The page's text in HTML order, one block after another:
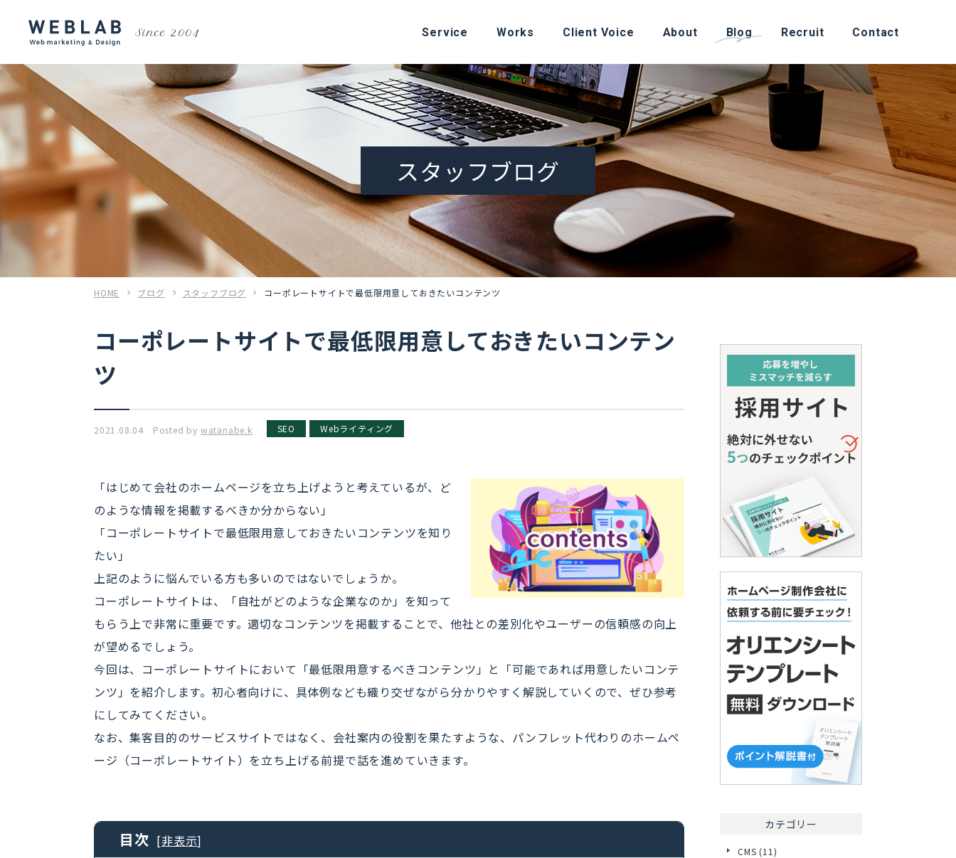
Since 2004 Service Works Client Voice About Blog Recruit Contact
スタッフブログ
HOME ブログ スタッフブログ コーポレートサイトで最低限用意しておきたいコンテンツ
コーポレートサイトで最低限用意しておきたいコンテン
ツ
2021.08.04 Posted by watanabe.k SEO Webライティング
「はじめて会社のホームページを立ち上げようと考えているが、ど
のような情報を掲載するべきか分からない」
「コーポレートサイトで最低限用意しておきたいコンテンツを知り
たい」
上記のように悩んでいる方も多いのではないでしょうか。
コーポレートサイトは、「自社がどのような企業なのか」を知って
もらう上で非常に重要です。適切なコンテンツを掲載することで、他社との差別化やユーザーの信頼感の向上
が望めるでしょう。
今回は、コーポレートサイトにおいて「最低限用意するべきコンテンツ」と「可能であれば用意したいコンテ
ンツ」を紹介します。初心者向けに、具体例なども織り交ぜながら分かりやすく解説していくので、ぜひ参考
にしてみてください。
なお、集客目的のサービスサイトではなく、会社案内の役割を果たすような、パンフレット代わりのホームペ
ージ（コーポレートサイト）を立ち上げる前提で話を進めていきます。
目次 [非表示]
カテゴリー
CMS (11)